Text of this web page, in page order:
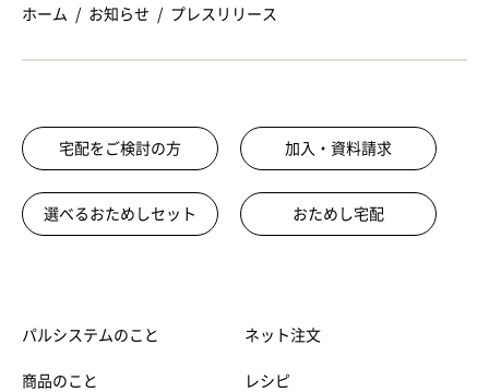
ホーム お知らせ プレスリリース
宅配をご検討の方 加入・資料請求
選べるおためしセット おためし宅配
パルシステムのこと
商品のこと
ネット注文
レシピ